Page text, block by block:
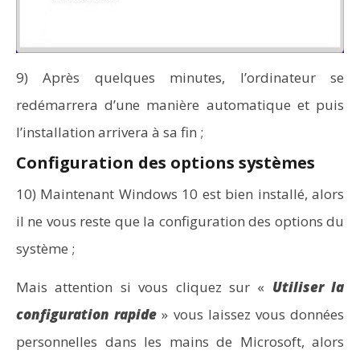
9) Après quelques minutes, l’ordinateur se
redémarrera d’une manière automatique et puis
l’installation arrivera à sa fin ;
Configuration des options systèmes
10) Maintenant Windows 10 est bien installé, alors
il ne vous reste que la configuration des options du
système ;
Mais attention si vous cliquez sur « Utiliser la
configuration rapide » vous laissez vous données
personnelles dans les mains de Microsoft, alors